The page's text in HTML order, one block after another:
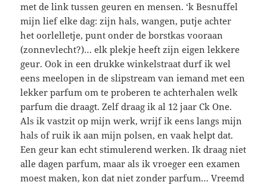
met de link tussen geuren en mensen. ‘k Besnuffel
mijn lief elke dag: zijn hals, wangen, putje achter
het oorlelletje, punt onder de borstkas vooraan
(zonnevlecht?)… elk plekje heeft zijn eigen lekkere
geur. Ook in een drukke winkelstraat durf ik wel
eens meelopen in de slipstream van iemand met een
lekker parfum om te proberen te achterhalen welk
parfum die draagt. Zelf draag ik al 12 jaar Ck One.
Als ik vastzit op mijn werk, wrijf ik eens langs mijn
hals of ruik ik aan mijn polsen, en vaak helpt dat.
Een geur kan echt stimulerend werken. Ik draag niet
alle dagen parfum, maar als ik vroeger een examen
moest maken, kon dat niet zonder parfum… Vreemd